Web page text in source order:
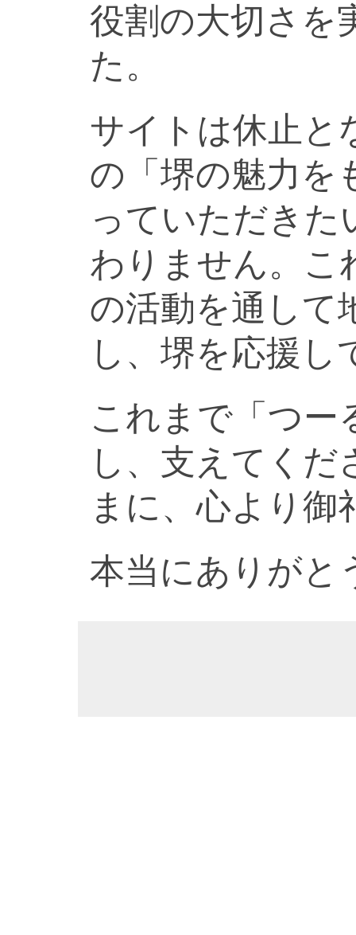
役割の大切さを
た。
サイトは休止と
の「堺の魅力を
っていただきた
わりません。こ
の活動を通して
し、堺を応援し
これまで「つー
し、支えてく
まに、心より御
本当にありがと